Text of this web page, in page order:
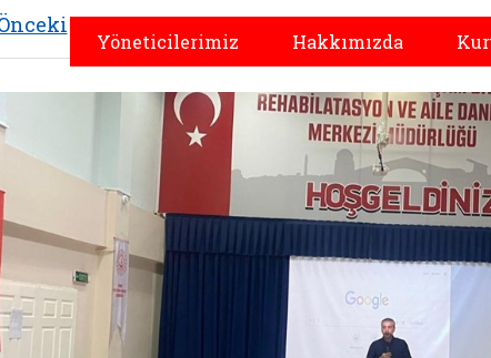
Yöneticilerimiz Hakkımızda